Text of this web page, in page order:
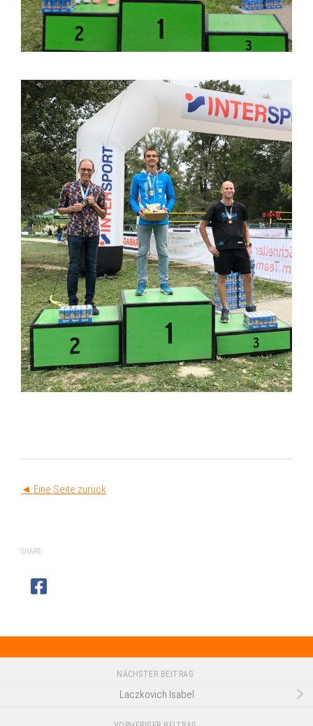
◄ Eine Seite zurück
SHARE
NÄCHSTER BEITRAG
Laczkovich Isabel